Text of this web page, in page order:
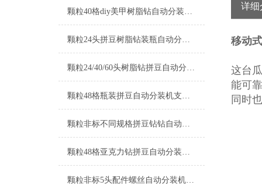
颗粒40格diy美甲树脂钻自动分装机厂家
颗粒24头拼豆树脂钻装瓶自动分装机厂家
颗粒24/40/60头树脂钻拼豆自动分装机厂家
颗粒48格瓶装拼豆自动分装机支持定制
颗粒非标不同规格拼豆钻钻自动分装机厂家
颗粒48格亚克力钻拼豆自动分装机厂家
颗粒非标5头配件螺丝自动分装机厂家
详细
移动
这台
能可
同时